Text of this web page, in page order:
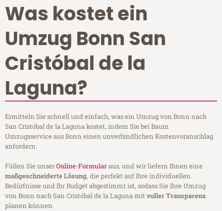
Was kostet ein
Umzug Bonn San
Cristóbal de la
Laguna?
Ermitteln Sie schnell und einfach, was ein Umzug von Bonn nach
San Cristóbal de la Laguna kostet, indem Sie bei Baum
Umzugsservice aus Bonn einen unverbindlichen Kostenvoranschlag
anfordern.
Füllen Sie unserOnline-Formularaus, und wir liefern Ihnen eine
maßgeschneiderte Lösung, die perfekt auf Ihre individuellen
Bedürfnisse und Ihr Budget abgestimmt ist, sodass Sie Ihre Umzug
von Bonn nach San Cristóbal de la Laguna mitvoller Transparenz
planen können.